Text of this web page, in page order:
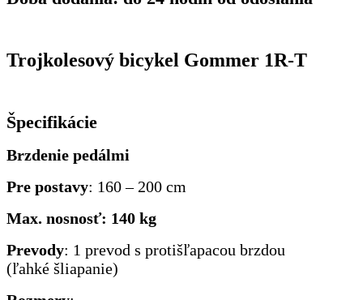
Trojkolesový bicykel Gommer 1R-T
Špecifikácie
Brzdenie pedálmi
Pre postavy: 160 – 200 cm
Max. nosnosť: 140 kg
Prevody: 1 prevod s protišľapacou brzdou
(ľahké šliapanie)